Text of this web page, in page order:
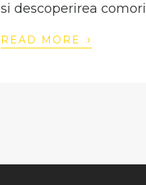
si descoperirea
READ MORE ›